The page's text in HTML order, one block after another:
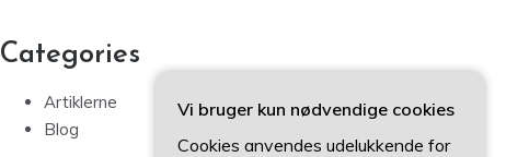
Categories
Artiklerne
Blog
Vi bruger kun nødvendige cookies
Cookies anvendes udelukkende for